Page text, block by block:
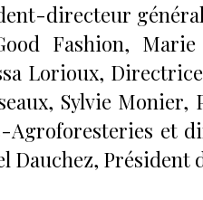
directeur général
Fashion, Marie
Lorioux,
Sylvie Monier,
Agroforesteries et
Dauchez, Président